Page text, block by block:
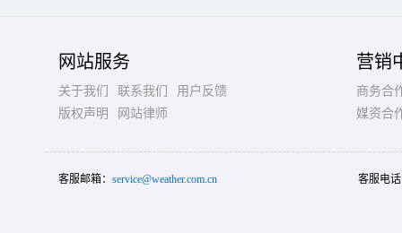
网站服务
关于我们 联系我们
用户反馈
版权声明
网站律师
营销
商务合
媒资合
客服邮箱： service@weather.com.cn 客服电